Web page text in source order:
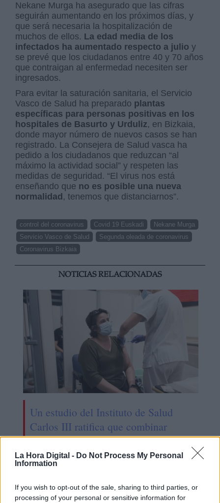
La Hora Digital - Do Not Process My Personal
Information
If you wish to opt-out of the sale, sharing to third parties, or
processing of your personal or sensitive information for
Nekane Murga ha asegurado que las cifras
seguirán aumentando en los próximos días, y
que será necesaria la hospitalización de
muchos de ellos. La edad media de los
infectados ha aumentado respecto a julio y
se prevé que los ciudadanos entre 40 y 70 años
que contraigan al enfermedad necesiten ser
ingresados.
Para evitar la saturación sanitaria, el Servicio
Vasco de Salud ha preparado plantas
específicas para personas positivas en los
hospitales de Basurto y Urduliz, en Bizkaia,
donde mayor número de nuevos casos se han
registrado. La Consejera de Salud vasca ha
pedido a los ciudadanos que reduzcan “al
máximo la actividad social” y respeten las
medidas de seguridad. “El virus nos está
enseñando que no es posible una nueva
normalidad , tenemos que distanciarnos”.
control del coronavirus Covid 19 Euskadi
Nekane Murga
Servicio Vasco de Salud
Segunda oleada de coronavirus
Coronavirus Bizkaia
NOTICIAS RELACIONADAS
Un estudio del Instituto de Salud
Carlos III ratifica que combinar
distintas vacunas contra la Covid es
seguro y eficaz